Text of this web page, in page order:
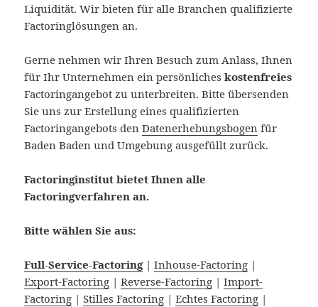
Liquidität. Wir bieten für alle Branchen qualifizierte
Factoringlösungen an.
Gerne nehmen wir Ihren Besuch zum Anlass, Ihnen
für Ihr Unternehmen ein persönlicheskostenfreies
Factoringangebot zu unterbreiten. Bitte übersenden
Sie uns zur Erstellung eines qualifizierten
Factoringangebots denDatenerhebungsbogen für
Baden Baden und Umgebung ausgefüllt zurück.
Factoringinstitut bietet Ihnen alle
Factoringverfahren an.
Bitte wählen Sie aus:
Full-Service-Factoring|Inhouse-Factoring |
Export-Factoring |Reverse-Factoring |Import-
Factoring |Stilles Factoring |Echtes Factoring |